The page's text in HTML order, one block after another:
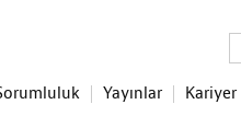
Yayınlar Kariyer